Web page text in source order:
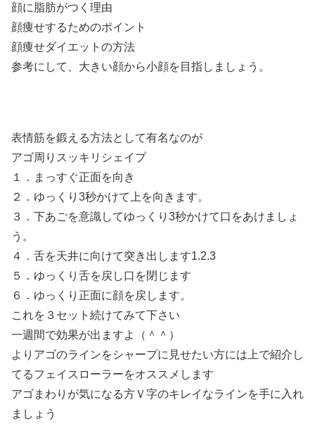
顔に脂肪がつく理由
顔痩せするためのポイント
顔痩せダイエットの方法
参考にして、大きい顔から小顔を目指しましょう。
表情筋を鍛える方法として有名なのが
アゴ周りスッキリシェイプ
１．まっすぐ正面を向き
２．ゆっくり3秒かけて上を向きます。
３．下あごを意識してゆっくり3秒かけて口をあけましょ
う。
４．舌を天井に向けて突き出します1.2.3
５．ゆっくり舌を戻し口を閉じます
６．ゆっくり正面に顔を戻します。
これを３セット続けてみて下さい
一週間で効果が出ますよ（＾＾）
よりアゴのラインをシャープに見せたい方には上で紹介し
てるフェイスローラーをオススメします
アゴまわりが気になる方Ｖ字のキレイなラインを手に入れ
ましょう